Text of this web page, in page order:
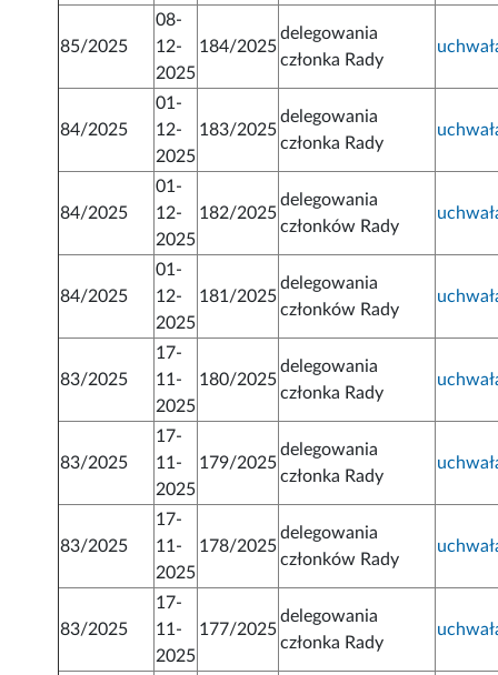
85/2025
08-
12-
2025
184/2025
delegowania
członka Rady
84/2025
01-
12-
2025
183/2025
delegowania
członka Rady
84/2025
01-
12-
2025
182/2025
delegowania
członków Rady
84/2025
01-
12-
2025
181/2025
delegowania
członków Rady
83/2025
17-
11-
2025
180/2025
delegowania
członka Rady
83/2025
17-
11-
2025
179/2025
delegowania
członka Rady
83/2025
17-
11-
2025
178/2025
delegowania
członków Rady
83/2025
17-
11-
2025
177/2025
delegowania
członka Rady